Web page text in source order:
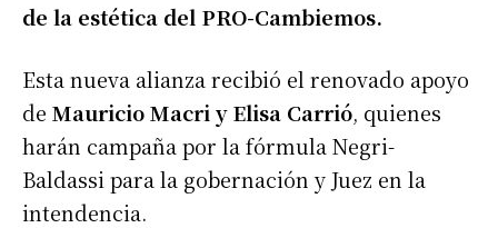
de la estética del PRO-Cambiemos.
Esta nueva alianza recibió el renovado apoyo
de Mauricio Macri y Elisa Carrió, quienes
harán campaña por la fórmula Negri-
Baldassi para la gobernación y Juez en la
intendencia.